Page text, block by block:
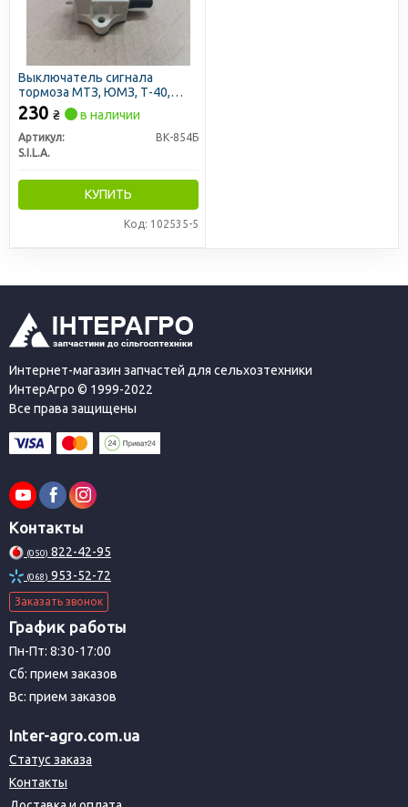
Выключатель сигнала
тормоза МТЗ, ЮМЗ, Т-40,
Т-25, Т-16 (пр-во S.I.L.A.)
230 ₴ в наличии
Артикул:
ВК-854Б
S.I.L.A.
КУПИТЬ
Код: 102535-5
Интернет-магазин запчастей для сельхозтехники
ИнтерАгро © 1999-2022
Все права защищены
Контакты
(050) 822-42-95
(068) 953-52-72
Заказать звонок
График работы
Пн-Пт: 8:30-17:00
Сб: прием заказов
Вс: прием заказов
Inter-agro.com.ua
Статус заказа
Контакты